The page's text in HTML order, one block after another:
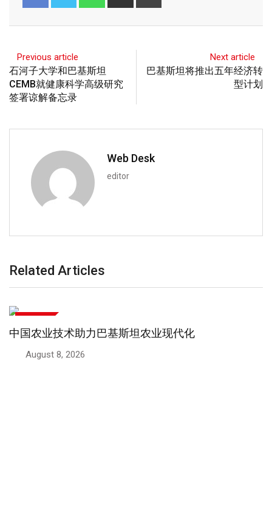
Previous article
石河子大学和巴基斯坦
CEMB就健康科学高级研究
签署谅解备忘录
Next article
巴基斯坦将推出五年经济转
型计划
Web Desk
editor
Related Articles
巴基斯坦与新西兰在惠灵顿举行重要政治和贸易会谈
August 8, 2026